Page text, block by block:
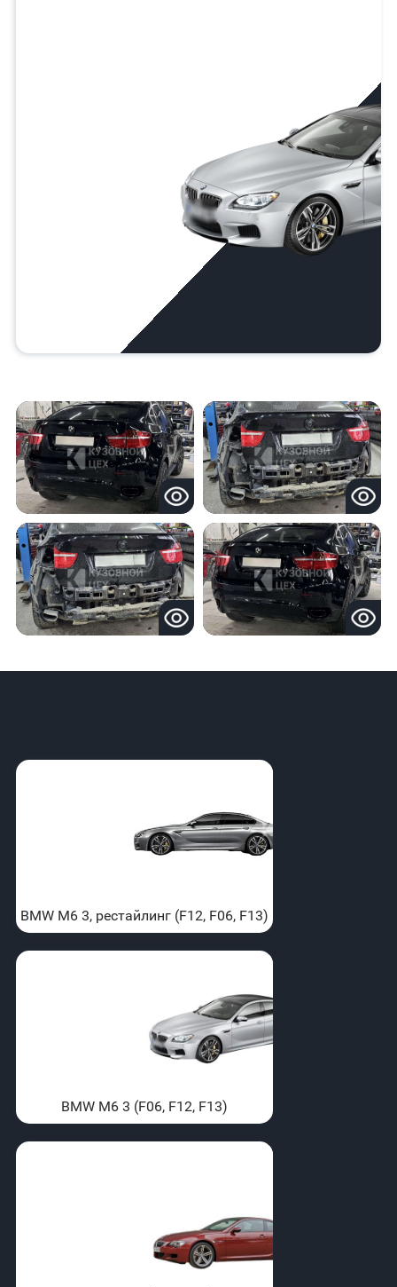
BMW M6 3, рестайлинг (F12, F06, F13)
BMW M6 3 (F06, F12, F13)